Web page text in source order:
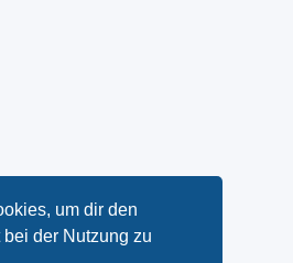
um dir den
der Nutzung zu